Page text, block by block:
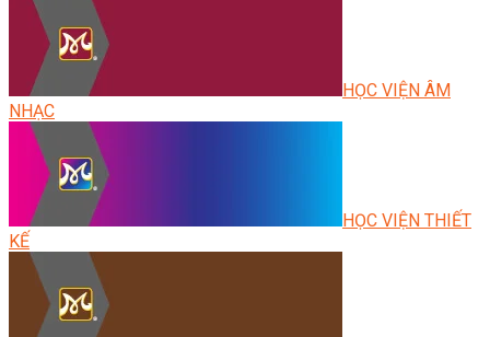
HỌC VIỆN ÂM
NHẠC
HỌC VIỆN THIẾT
KẾ